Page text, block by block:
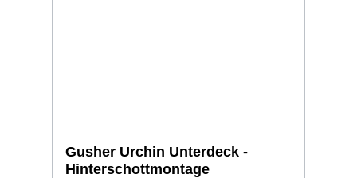
Gusher Urchin Unterdeck -
Hinterschottmontage